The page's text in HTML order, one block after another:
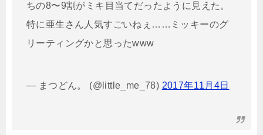
ちの8〜9割がミキ目当てだったように見えた。
特に亜生さん人気すごいねぇ……ミッキーのグ
リーティングかと思ったwww
— まつどん。 (@little_me_78) 2017年11月4日